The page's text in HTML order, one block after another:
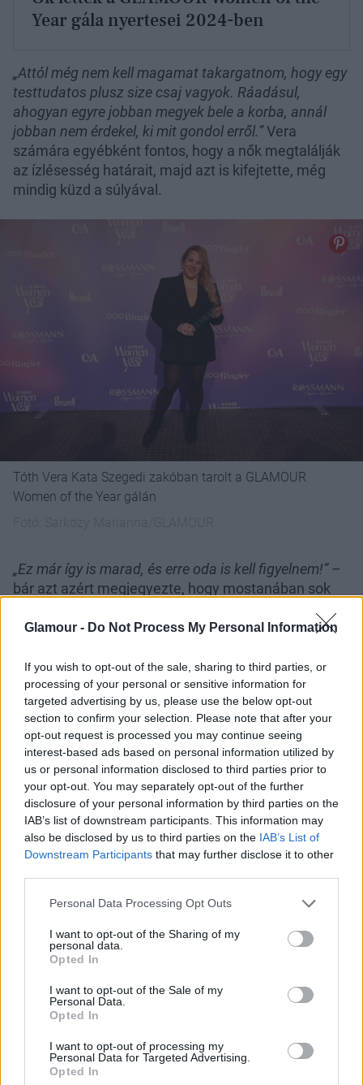
Glamour - Do Not Process My Personal Information
If you wish to opt-out of the sale, sharing to third parties, or
processing of your personal or sensitive information for
targeted advertising by us, please use the below opt-out
section to confirm your selection. Please note that after your
opt-out request is processed you may continue seeing
interest-based ads based on personal information utilized by
us or personal information disclosed to third parties prior to
your opt-out. You may separately opt-out of the further
disclosure of your personal information by third parties on the
IAB’s list of downstream participants. This information may
also be disclosed by us to third parties on the IAB’s List of
Downstream Participants that may further disclose it to other
Please note that this website/app uses one or more Google
not limited to your visit or usage behaviour. You may click to
grant or deny consent to Google and its third-party tags to
use your data for below specified purposes in below Google
consent section.
Personal Data Processing Opt Outs
I want to opt-out of the Sharing of my
personal data.
Opted In
I want to opt-out of the Sale of my
Personal Data.
Opted In
I want to opt-out of processing my
Personal Data for Targeted Advertising.
Opted In
Year gála nyertesei 2024-ben
„Attól még nem kell magamat takargatnom, hogy egy
testtudatos plusz size csaj vagyok. Ráadásul,
ahogyan egyre jobban megyek bele a korba, annál
jobban nem érdekel, ki mit gondol erről.”Vera
számára egyébként fontos, hogy a nők megtalálják
az ízlésesség határait, majd azt is kifejtette, még
mindig küzd a súlyával.
Tóth Vera Kata Szegedi zakóban tarolt a GLAMOUR
Women of the Year gálán
„Ez már így is marad, és erre oda is kell figyelnem!”–
bár azt azért megjegyezte, hogy mostanában sok
időszak, amikor nagyon sokat dolgozom, és nagyon
szadizom magamat, hogy egyszerűen elengedek
mindent, és utána hónapokig nem érdekel, mit eszem
és hány kiló vagyok.”– magyarázta az énekesnő, aki
azt is megjegyezte, hogy a január és február nála
általában az utazgatásokról és az evésről szól,
ennek ellenére már nem szeretne abban a súlyban
lenni, amiben régen volt.
az étkezésről szól az élet. Nem zavarja ez a plusz tíz
vagy a mínusz tíz kiló, ami adott esetben rajtam van.”
– magyarázta a GLAMOUR Woman of the Year
győztesTóth Vera
ráparancsolt a párjára, hogy a tavasz közeledtével
találjon ki neki diétás menüket is, főleg, hogy nagyon
szereti a friss zöldségeket és gyümölcsöket.
„Azt gondolom, ilyenkor az a minimum, hogy az
ember ilyenkor leveti a fókazsírt.” – tette hozzá